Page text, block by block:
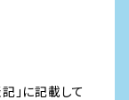
」に記載して